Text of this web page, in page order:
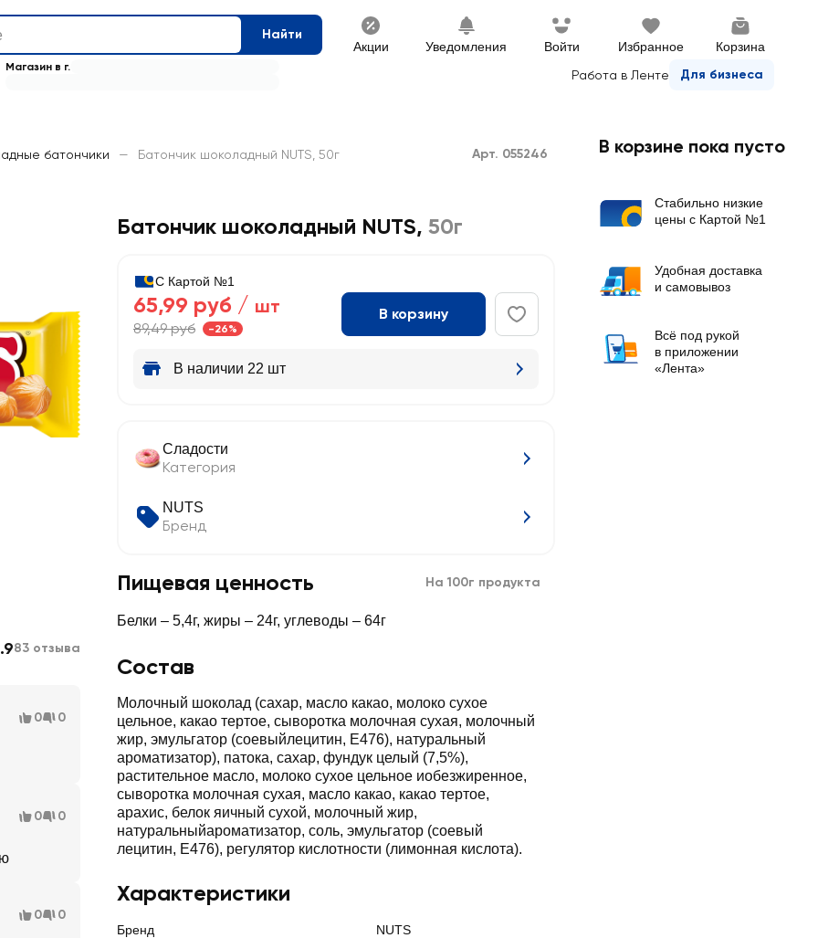
Найти
Акции Уведомления Войти Избранное Корзина
Работа в Ленте Для бизнеса
Магазин в г.
батончики — Батончик шоколадный NUTS, 50г Арт. 055246
Батончик шоколадный NUTS, 50г
С Картой №1
65,99 руб / шт
89,49 руб -26%
В корзину
В наличии 22 шт
Сладости
Категория
NUTS
Бренд
Пищевая ценность На 100г продукта
Белки – 5,4г, жиры – 24г, углеводы – 64г
Состав
Молочный шоколад (сахар, масло какао, молоко сухое
цельное, какао тертое, сыворотка молочная сухая, молочный
жир, эмульгатор (соевыйлецитин, Е476), натуральный
ароматизатор), патока, сахар, фундук целый (7,5%),
растительное масло, молоко сухое цельное иобезжиренное,
сыворотка молочная сухая, масло какао, какао тертое,
арахис, белок яичный сухой, молочный жир,
натуральныйароматизатор, соль, эмульгатор (соевый
лецитин, Е476), регулятор кислотности (лимонная кислота).
Характеристики
Бренд NUTS
83 отзыва
0 0
0 0
0 0
В корзине пока пусто
Стабильно низкие
цены с Картой №1
Удобная доставка
и самовывоз
Всё под рукой
в приложении
«Лента»